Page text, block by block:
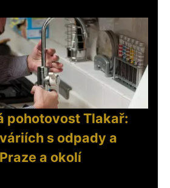
pohotovost Tlakař:
s odpady a
a okolí